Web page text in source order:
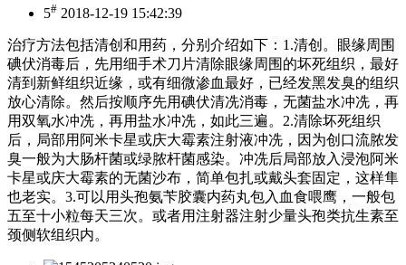
5# 2018-12-19 15:42:39
治疗方法包括清创和用药，分别介绍如下：1.清创。眼缘周围
碘伏消毒后，先用细手术刀片清除眼缘周围的坏死组织，最好
清到新鲜组织近缘，或有细微渗血最好，已经发黑发臭的组织
放心清除。然后按顺序先用碘伏清冼消毒，无菌盐水冲冼，再
用双氧水冲冼，再用盐水冲冼，如此三遍。2.清除坏死组织
后，局部用阿米卡星或庆大霉素注射液冲冼，因为创口流脓发
臭一般为大肠杆菌或绿脓杆菌感染。冲冼后局部放入浸泡阿米
卡星或庆大霉素的无菌沙布，简单包扎或戴头套固定，这样隼
也老实。3.可以用头孢氨苄胶囊内药丸包入血食喂鹰，一般包
五至十小粒每天三次。或者用注射器注射少量头孢类抗生素至
颈侧软组织内。